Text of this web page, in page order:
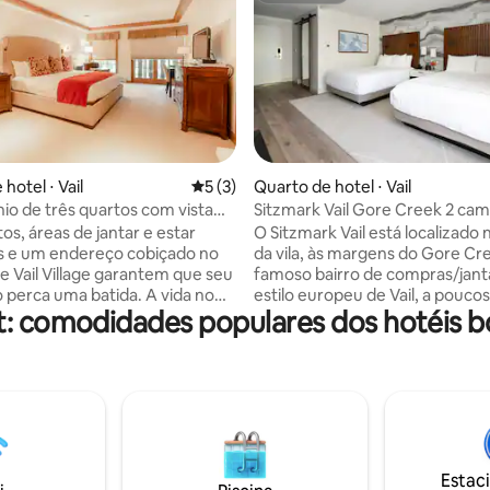
de 5, 5 avaliações
⋅ Vail 5 de uma avaliação média de 5, 3
5 (3)
de três quartos com vista
áreas de jantar e estar
e um endereço cobiçado no
Vail Village garantem que seu
perca uma batida. A vida no
em seu elegante pico, os
Haus incluem cozinha
Toques majestosos
a vibração através de
aço moderno e lustres
Quarto de hotel ⋅ Vail
Sitzmark Vail Gore Creek 2
size
O Sitzmark Vail está localizado
da vila, às margens do Gore
famoso bairro de compras/
estilo europeu de Vail, a
da Gondola One e em uma
central ideal para ir a todos os
hóspede com hospitalidade
criando memórias duradouras
nossos hóspedes. Junte-se a
comodidades populares dos hotéis